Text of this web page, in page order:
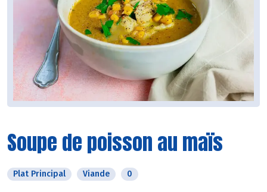
Soupe de poisson au maïs
Plat Principal Viande 0